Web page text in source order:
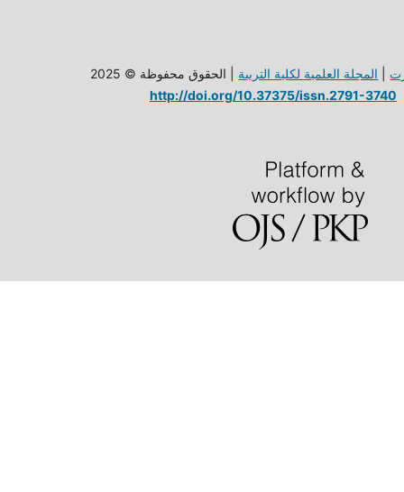
المجلة العلمية لكلية الترببة | الحقوق محفوظة © 2025
http://doi.org/10.37375/issn.2791-3740